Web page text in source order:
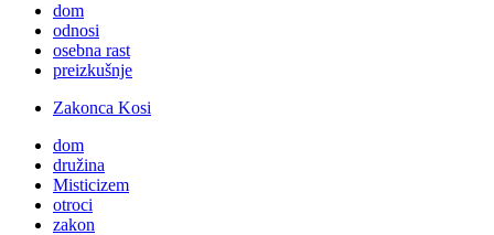
dom
odnosi
osebna rast
preizkušnje
Zakonca Kosi
dom
družina
Misticizem
otroci
zakon